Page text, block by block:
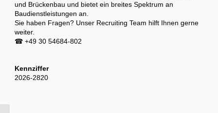
und Brückenbau und bietet ein breites Spektrum an
Baudienstleistungen an.
Sie haben Fragen? Unser Recruiting Team hilft Ihnen gerne
weiter.
☎ +49 30 54684-802
Kennziffer
2026-2820